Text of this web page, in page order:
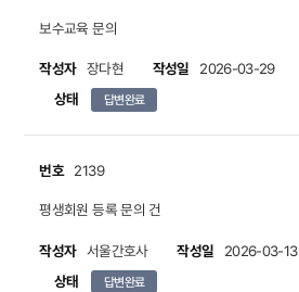
보수교육 문의
작성자 장다현 작성일 2026-03-29
상태 답변완료
번호 2139
평생회원 등록 문의 건
작성자 서울간호사 작성일 2026-03-13
상태 답변완료